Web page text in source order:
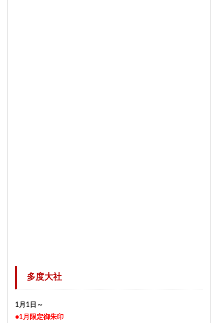
多度大社
1月1日～
●1月限定御朱印